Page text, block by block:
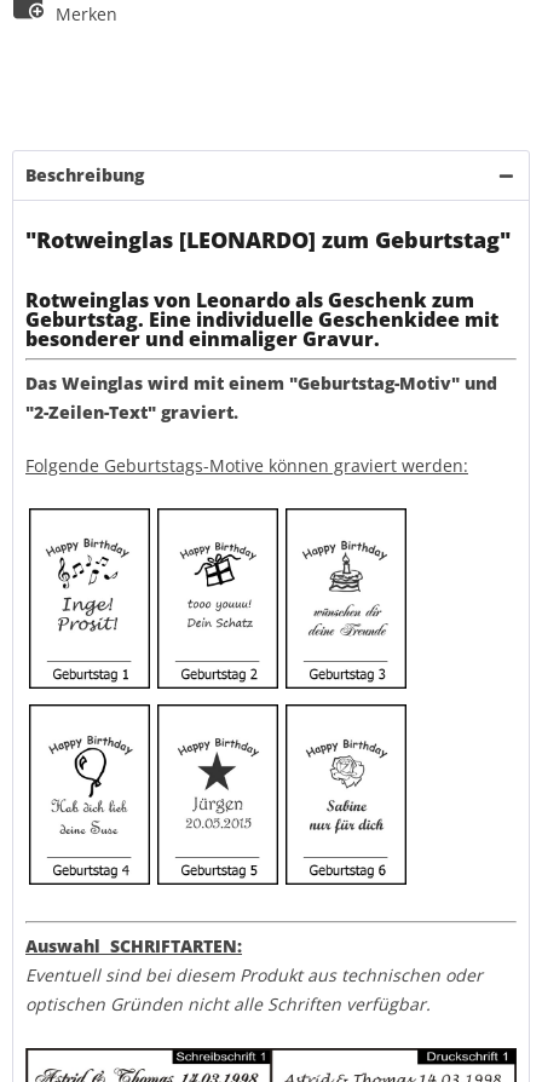
Merken
Beschreibung
"Rotweinglas [LEONARDO] zum Geburtstag"
Rotweinglas von Leonardo als Geschenk zum
Geburtstag. Eine individuelle Geschenkidee mit
besonderer und einmaliger Gravur.
Das Weinglas wird mit einem "Geburtstag-Motiv" und
"2-Zeilen-Text" graviert.
Folgende Geburtstags-Motive können graviert werden:
Auswahl SCHRIFTARTEN:
Eventuell sind bei diesem Produkt aus technischen oder
optischen Gründen nicht alle Schriften verfügbar.